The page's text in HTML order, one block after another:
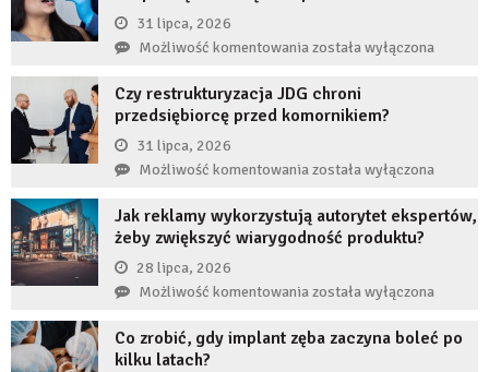
31 lipca, 2026
Możliwość komentowaniaCo
stanie,
jeśli
długi
uzupełnię
implantem?
została wyłączona
Czy restrukturyzacja JDG chroni
przedsiębiorcę przed komornikiem?
31 lipca, 2026
Możliwość komentowaniaCzy
JDG
chroni
przed
komornikiem?
została wyłączona
Jak reklamy wykorzystują autorytet ekspertów,
żeby zwiększyć wiarygodność produktu?
28 lipca, 2026
Możliwość komentowaniaJak
wykorzystują
została wyłączona
Co zrobić, gdy implant zęba zaczyna boleć po
kilku latach?